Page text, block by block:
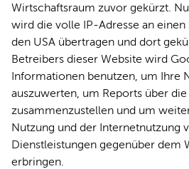
Wirtschaftsraum zuvor gekürzt.
wird die volle IP-Adresse an
den USA übertragen und dort
Betreibers dieser Website wird
Informationen benutzen, um Ihre
auszuwerten, um Reports über
zusammenzustellen und um
Nutzung und der Internetnutzung
Dienstleistungen gegenüber dem
erbringen.